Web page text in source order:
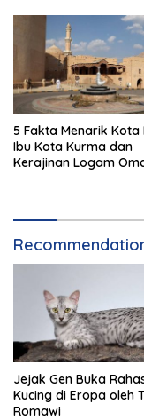
5 Fakta Menarik Kota
Ibu Kota Kurma dan
Kerajinan Logam
Jejak Gen Buka
Kucing di Eropa oleh
Romawi